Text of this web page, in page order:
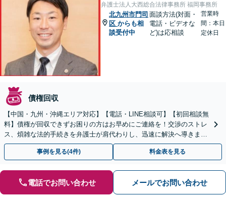
弁護士法人大西総合法律事務所 福岡事務所
北九州市門司
区 からも相
談受付中
面談方法(対面・
電話・ビデオな
ど)は応相談
営業時
間：本日
定休日
債権回収
【中国・九州・沖縄エリア対応】【電話・LINE相談可】【初回相談無
料】債権が回収できずお困りの方はお早めにご連絡を！交渉のストレ
ス、煩雑な法的手続きを弁護士が肩代わりし、迅速に解決へ導きま
す。個人事業主の方もご相談ください。
事例を見る(4件) 料金表を見る
電話でお問い合わせ メールでお問い合わせ